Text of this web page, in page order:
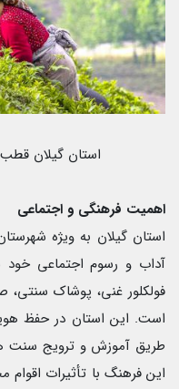
استان گیلان
اهمیت فرهنگی و اجتماعی
استان گیلان به ویژه
آداب و رسوم اجتماعی
فولکلور غنی، پوشاک
است. این استان در حفظ
طریق آموزش و ترویج سنت
این فرهنگ با تأثیرات اقوام